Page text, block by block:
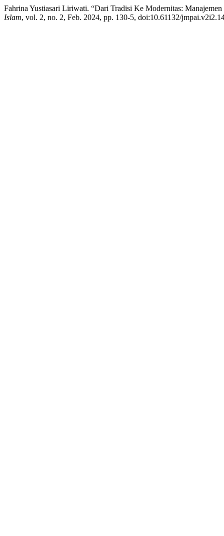
Fahrina Yustiasari Liriwati. “Dari Tradisi Ke Modernitas:
Islam, vol. 2, no. 2, Feb. 2024, pp. 130-5, doi:10.61132/